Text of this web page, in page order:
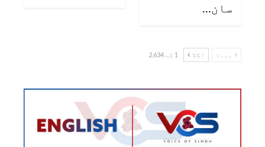
سان…
پچھلا اگلا 1 کے 2,634